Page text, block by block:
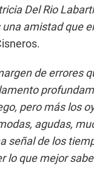
Del Rio
amistad que
de errores
pero más los
agudas,
señal de los
lo que mejor